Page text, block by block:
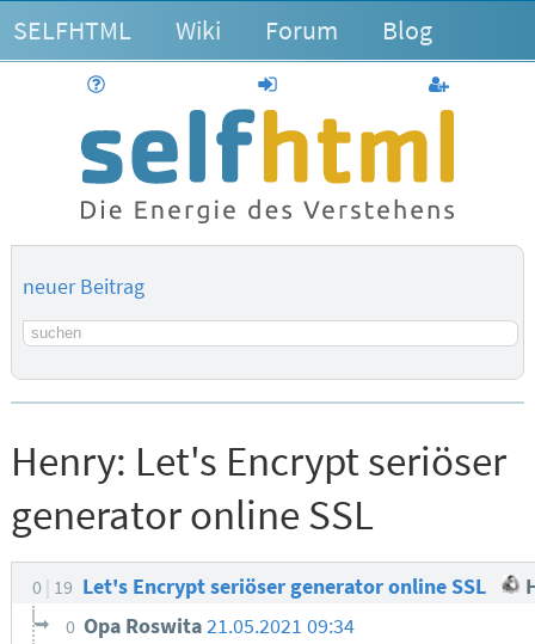
SELFHTML Wiki Forum Blog
anmelden
neuer Beitrag
Suchbegriff
Henry: Let's Encrypt seriöser
generator online SSL
0 19 Let's Encrypt seriöser generator online SSL
0 Opa Roswita21.05.2021 09:34